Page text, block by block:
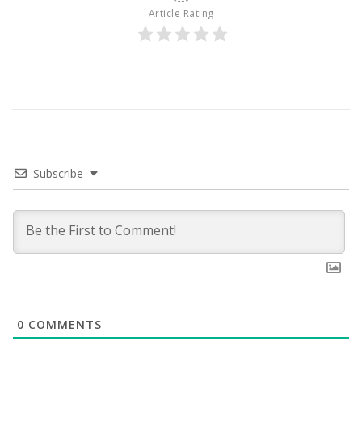
Article Rating
Subscribe
0 COMMENTS